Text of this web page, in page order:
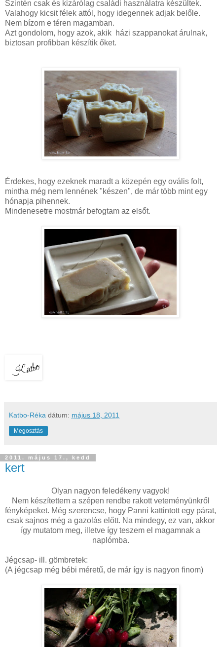
Szintén csak és kizárólag családi használatra készültek.
Valahogy kicsit félek attól, hogy idegennek adjak belőle.
Nem bízom e téren magamban.
Azt gondolom, hogy azok, akik házi szappanokat árulnak,
biztosan profibban készítik őket.
Érdekes, hogy ezeknek maradt a közepén egy ovális folt,
mintha még nem lennének "készen", de már több mint egy
hónapja pihennek.
Mindenesetre mostmár befogtam az elsőt.
Katbo-Réka dátum: május 18, 2011
Megosztás
2011. május 17., kedd
kert
Olyan nagyon feledékeny vagyok!
Nem készítettem a szépen rendbe rakott veteményünkről
fényképeket. Még szerencse, hogy Panni kattintott egy párat,
csak sajnos még a gazolás előtt. Na mindegy, ez van, akkor
így mutatom meg, illetve így teszem el magamnak a
naplómba.
Jégcsap- ill. gömbretek:
(A jégcsap még bébi méretű, de már így is nagyon finom)